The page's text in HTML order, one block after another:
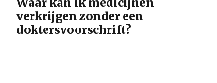
verkrijgen zonder een
doktersvoorschrift?